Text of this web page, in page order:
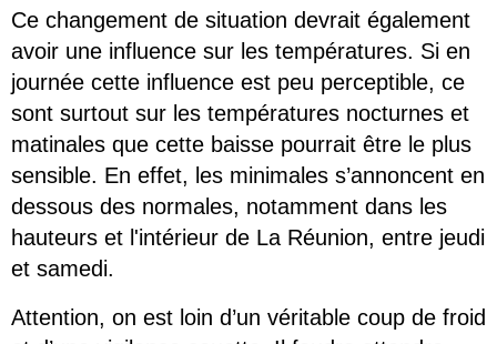
Ce changement de situation devrait également
avoir une influence sur les températures. Si en
journée cette influence est peu perceptible, ce
sont surtout sur les températures nocturnes et
matinales que cette baisse pourrait être le plus
sensible. En effet, les minimales s’annoncent en
dessous des normales, notamment dans les
hauteurs et l'intérieur de La Réunion, entre jeudi
et samedi.
Attention, on est loin d’un véritable coup de froid